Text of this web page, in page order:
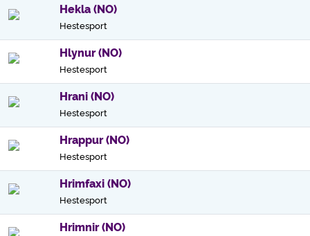
Hekla (NO)
Hestesport
Hlynur (NO)
Hestesport
Hrani (NO)
Hestesport
Hrappur (NO)
Hestesport
Hrimfaxi (NO)
Hestesport
Hrimnir (NO)